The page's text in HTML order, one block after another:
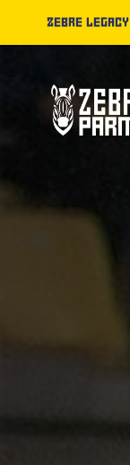
ZEBRE LEGACY